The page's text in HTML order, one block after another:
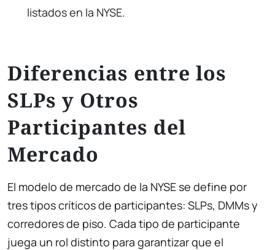
listados en la NYSE.
Diferencias entre los
SLPs y Otros
Participantes del
Mercado
El modelo de mercado de la NYSE se define por
tres tipos críticos de participantes: SLPs, DMMs y
corredores de piso. Cada tipo de participante
juega un rol distinto para garantizar que el